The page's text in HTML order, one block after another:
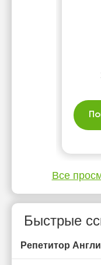
Все
Быстрые
Репетитор